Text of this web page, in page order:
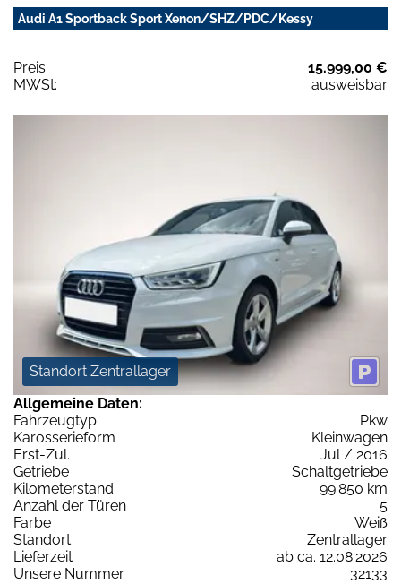
Audi A1 Sportback Sport Xenon/SHZ/PDC/Kessy
Preis:
15.999,00 €
MWSt:
ausweisbar
Standort Zentrallager
Allgemeine Daten:
Fahrzeugtyp
Pkw
Karosserieform
Kleinwagen
Erst-Zul.
Jul / 2016
Getriebe
Schaltgetriebe
Kilometerstand
99.850 km
Anzahl der Türen
5
Farbe
Weiß
Standort
Zentrallager
Lieferzeit
ab ca. 12.08.2026
Unsere Nummer
32133